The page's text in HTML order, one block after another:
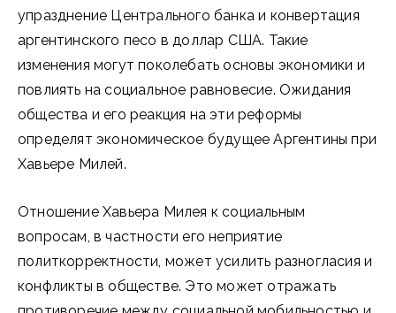
упразднение Центрального банка и конвертация
аргентинского песо в доллар США. Такие
изменения могут поколебать основы экономики и
повлиять на социальное равновесие. Ожидания
общества и его реакция на эти реформы
определят экономическое будущее Аргентины при
Хавьере Милей.
Отношение Хавьера Милея к социальным
вопросам, в частности его неприятие
политкорректности, может усилить разногласия и
конфликты в обществе. Это может отражать